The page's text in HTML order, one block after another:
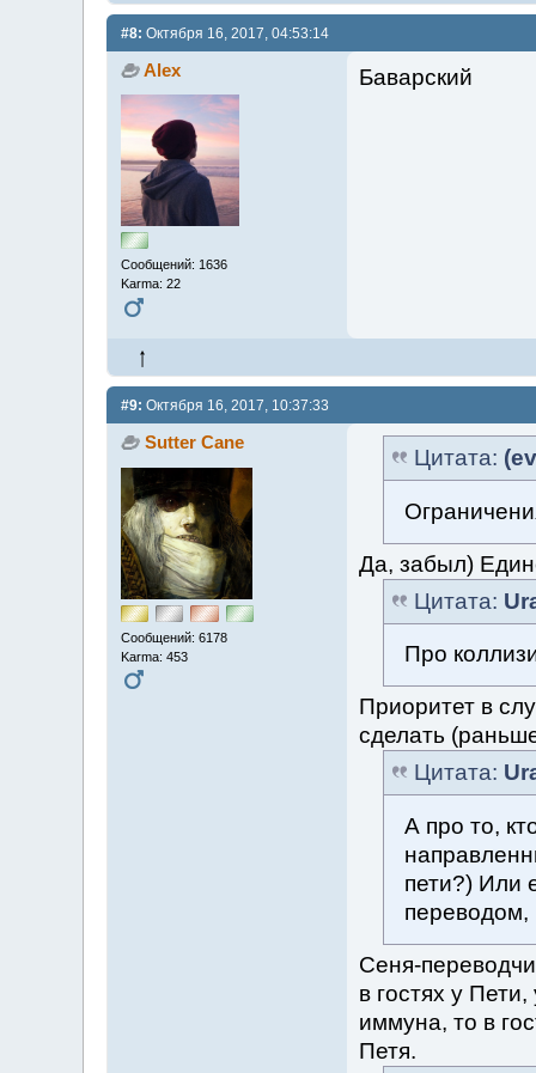
#8: Октября 16, 2017, 04:53:14
Alex
Сообщений: 1636
Karma: 22
Баварский
#9: Октября 16, 2017, 10:37:33
Sutter Cane
Сообщений: 6178
Karma: 453
Цитата:
Да, забыл)
Цитата:
Про
Приоритет в
сделать
Цитата:
А про то,
пети?) Или
переводом,
Сеня-
в гостях у
иммуна, то в
Петя.